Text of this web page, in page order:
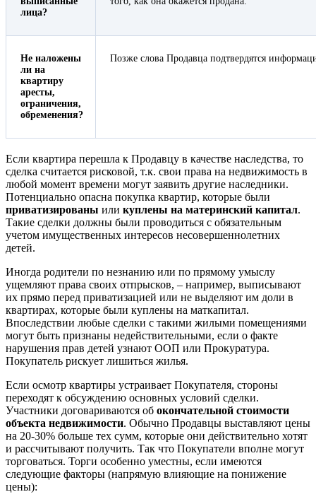
лица?
Не наложены
ли на
квартиру
аресты,
ограничения,
обременения?
Позже слова Продавца подтвердятся
Если квартира перешла к Продавцу в качестве наследства, то
сделка считается рисковой, т.к. свои права на недвижимость в
любой момент времени могут заявить другие наследники.
Потенциально опасна покупка квартир, которые были
приватизированы или куплены на материнский капитал.
Такие сделки должны были проводиться с обязательным
учетом имущественных интересов несовершеннолетних
детей.
Иногда родители по незнанию или по прямому умыслу
ущемляют права своих отпрысков, – например, выписывают
их прямо перед приватизацией или не выделяют им доли в
квартирах, которые были куплены на маткапитал.
Впоследствии любые сделки с такими жилыми помещениями
могут быть признаны недействительными, если о факте
нарушения прав детей узнают ООП или Прокуратура.
Покупатель рискует лишиться жилья.
Если осмотр квартиры устраивает Покупателя, стороны
переходят к обсуждению основных условий сделки.
Участники договариваются об окончательной стоимости
объекта недвижимости. Обычно Продавцы выставляют цены
на 20-30% больше тех сумм, которые они действительно хотят
и рассчитывают получить. Так что Покупатели вполне могут
торговаться. Торги особенно уместны, если имеются
следующие факторы (напрямую влияющие на понижение
цены):